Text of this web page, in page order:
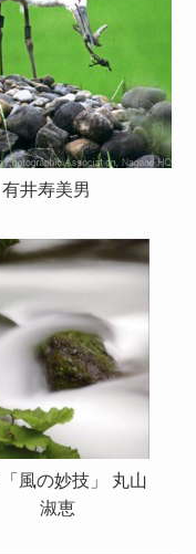
井寿美男
風の妙技」 丸山
淑恵